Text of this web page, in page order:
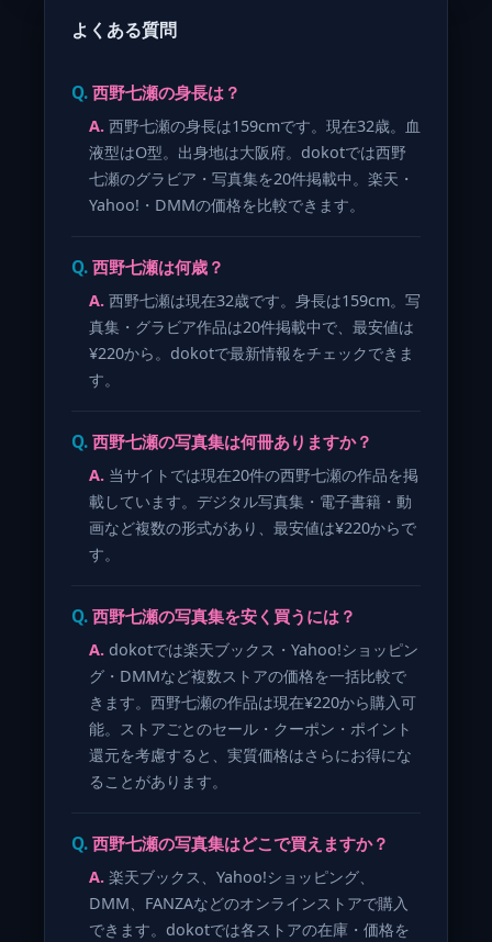
よくある質問
西野七瀬の身長は？
西野七瀬の身長は159cmです。現在32歳。血
液型はO型。出身地は大阪府。dokotでは西野
七瀬のグラビア・写真集を20件掲載中。楽天・
Yahoo!・DMMの価格を比較できます。
西野七瀬は何歳？
西野七瀬は現在32歳です。身長は159cm。写
真集・グラビア作品は20件掲載中で、最安値は
¥220から。dokotで最新情報をチェックできま
す。
西野七瀬の写真集は何冊ありますか？
当サイトでは現在20件の西野七瀬の作品を掲
載しています。デジタル写真集・電子書籍・動
画など複数の形式があり、最安値は¥220からで
す。
西野七瀬の写真集を安く買うには？
dokotでは楽天ブックス・Yahoo!ショッピン
グ・DMMなど複数ストアの価格を一括比較で
きます。西野七瀬の作品は現在¥220から購入可
能。ストアごとのセール・クーポン・ポイント
還元を考慮すると、実質価格はさらにお得にな
ることがあります。
西野七瀬の写真集はどこで買えますか？
楽天ブックス、Yahoo!ショッピング、
DMM、FANZAなどのオンラインストアで購入
できます。dokotでは各ストアの在庫・価格を